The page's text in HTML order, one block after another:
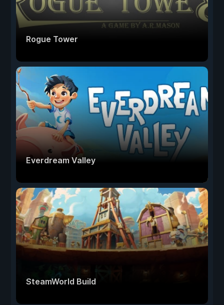
Rogue Tower
Everdream Valley
SteamWorld Build